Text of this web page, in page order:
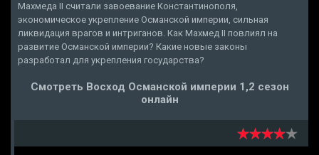
Махмеда II считали завоевание Константинополя,
экономическое укрепление Османской империи, сильная
ликвидация врагов и интриганов. Как Махмед II повлиял на
развитие Османской империи? Какие новые законы
разработал для укрепления государства?
Смотреть Восход Османской империи 1,2 сезон
онлайн